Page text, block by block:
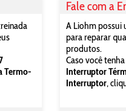
Termo-
Fale com a
A Liohm possui
para reparar
produtos.
Caso você
Interruptor
Interruptor,